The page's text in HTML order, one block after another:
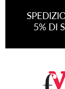
5% DI